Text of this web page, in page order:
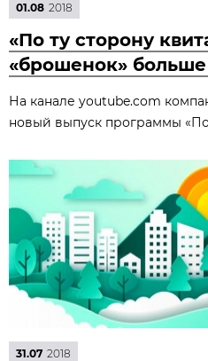
01.08 2018
«По ту сторону
«брошенок» больше
На канале youtube.com
новый выпуск программы
31.07 2018